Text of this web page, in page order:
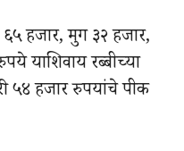
हजार, मुग ३२ हजार,
याशिवाय रब्बीच्या
५४ हजार रुपयांचे पीक